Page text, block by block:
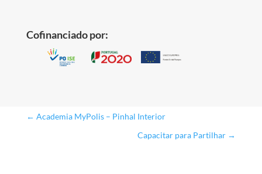
Cofinanciado por:
← Academia MyPolis – Pinhal Interior
Capacitar para Partilhar →